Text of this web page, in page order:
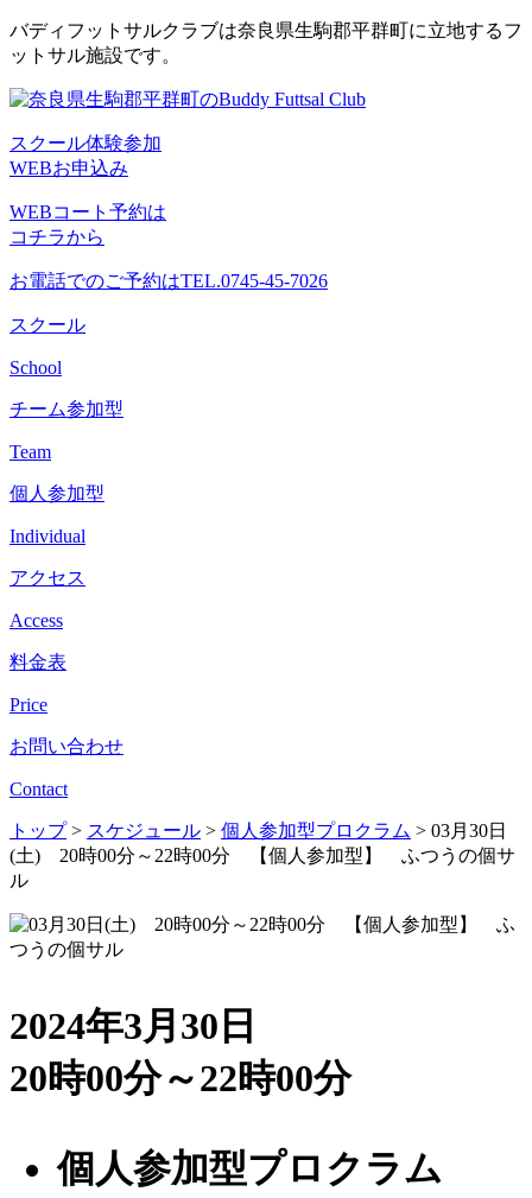
コ
ン
ン
へ
ス
キ
ッ
バディフットサルクラブは奈良県生駒郡平群町に立地するフ
ットサル施設です。
スクール体験参加
WEBお申込み
WEBコート予約は
コチラから
お電話でのご予約はTEL.0745-45-7026
スクール
School
チーム参加型
Team
個人参加型
Individual
アクセス
Access
料金表
Price
お問い合わせ
Contact
トップ> スケジュール > 個人参加型プロクラム > 03月30日
(土) 20時00分～22時00分 【個人参加型】 ふつうの個サ
ル
2024年3月30日
20時00分～22時00分
個人参加型プロクラム